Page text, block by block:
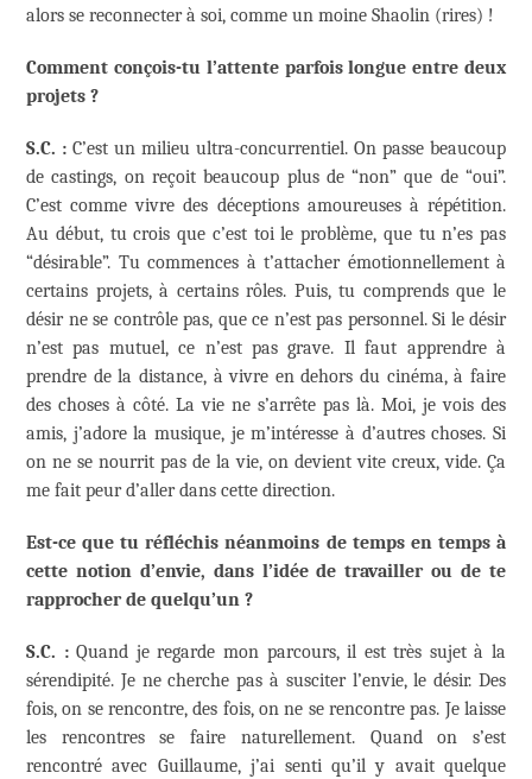
alors se reconnecter à soi, comme un moine Shaolin (rires) !
Comment conçois-tu l’attente parfois longue entre deux
projets ?
S.C. : C’est un milieu ultra-concurrentiel. On passe beaucoup
de castings, on reçoit beaucoup plus de “non” que de “oui”.
C’est comme vivre des déceptions amoureuses à répétition.
Au début, tu crois que c’est toi le problème, que tu n’es pas
“désirable”. Tu commences à t’attacher émotionnellement à
certains projets, à certains rôles. Puis, tu comprends que le
désir ne se contrôle pas, que ce n’est pas personnel. Si le désir
n’est pas mutuel, ce n’est pas grave. Il faut apprendre à
prendre de la distance, à vivre en dehors du cinéma, à faire
des choses à côté. La vie ne s’arrête pas là. Moi, je vois des
amis, j’adore la musique, je m’intéresse à d’autres choses. Si
on ne se nourrit pas de la vie, on devient vite creux, vide. Ça
me fait peur d’aller dans cette direction.
Est-ce que tu réfléchis néanmoins de temps en temps à
cette notion d’envie, dans l’idée de travailler ou de te
rapprocher de quelqu’un ?
S.C. :Quand je regarde mon parcours, il est très sujet à la
sérendipité. Je ne cherche pas à susciter l’envie, le désir. Des
fois, on se rencontre, des fois, on ne se rencontre pas. Je laisse
les rencontres se faire naturellement. Quand on s’est
rencontré avec Guillaume, j’ai senti qu’il y avait quelque